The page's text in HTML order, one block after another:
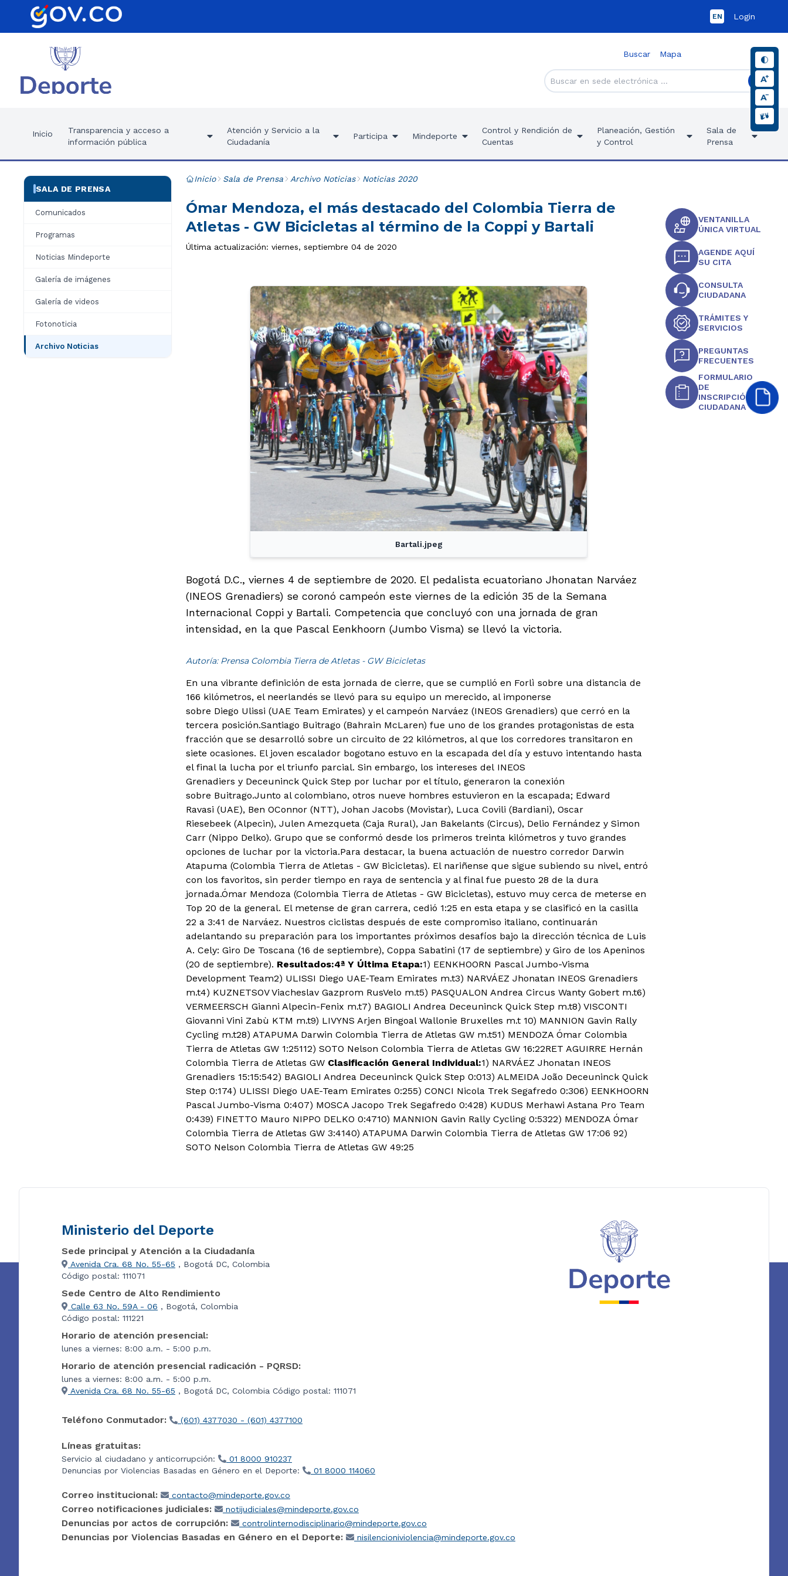
EN Login
Buscar Mapa
Inicio
Transparencia y acceso a
información pública
Atención y Servicio a la
Ciudadanía
Participa Mindeporte
Control y Rendición de
Cuentas
Planeación, Gestión
y Control
Sala de
Prensa
SALA DE PRENSA
Comunicados
Programas
Noticias Mindeporte
Galería de imágenes
Galería de videos
Fotonoticia
Archivo Noticias
Inicio Sala de Prensa Archivo Noticias Noticias 2020
Ómar Mendoza, el más destacado del Colombia Tierra de
Atletas - GW Bicicletas al término de la Coppi y Bartali
Última actualización: viernes, septiembre 04 de 2020
Bartali.jpeg
Bogotá D.C., viernes 4 de septiembre de 2020. El pedalista ecuatoriano Jhonatan Narváez
(INEOS Grenadiers) se coronó campeón este viernes de la edición 35 de la Semana
Internacional Coppi y Bartali. Competencia que concluyó con una jornada de gran
intensidad, en la que Pascal Eenkhoorn (Jumbo Visma) se llevó la victoria.
Autoría: Prensa Colombia Tierra de Atletas - GW Bicicletas
En una vibrante definición de esta jornada de cierre, que se cumplió en Forlì sobre una distancia de
166 kilómetros, el neerlandés se llevó para su equipo un merecido, al imponerse
sobre Diego Ulissi (UAE Team Emirates) y el campeón Narváez (INEOS Grenadiers) que cerró en la
tercera posición.Santiago Buitrago (Bahrain McLaren) fue uno de los grandes protagonistas de esta
fracción que se desarrolló sobre un circuito de 22 kilómetros, al que los corredores transitaron en
siete ocasiones. El joven escalador bogotano estuvo en la escapada del día y estuvo intentando hasta
el final la lucha por el triunfo parcial. Sin embargo, los intereses del INEOS
Grenadiers y Deceuninck Quick Step por luchar por el título, generaron la conexión
sobre Buitrago.Junto al colombiano, otros nueve hombres estuvieron en la escapada; Edward
Ravasi (UAE), Ben OConnor (NTT), Johan Jacobs (Movistar), Luca Covili (Bardiani), Oscar
Riesebeek (Alpecin), Julen Amezqueta (Caja Rural), Jan Bakelants (Circus), Delio Fernández y Simon
Carr (Nippo Delko). Grupo que se conformó desde los primeros treinta kilómetros y tuvo grandes
opciones de luchar por la victoria.Para destacar, la buena actuación de nuestro corredor Darwin
Atapuma (Colombia Tierra de Atletas - GW Bicicletas). El nariñense que sigue subiendo su nivel, entró
con los favoritos, sin perder tiempo en raya de sentencia y al final fue puesto 28 de la dura
jornada.Ómar Mendoza (Colombia Tierra de Atletas - GW Bicicletas), estuvo muy cerca de meterse en
Top 20 de la general. El metense de gran carrera, cedió 1:25 en esta etapa y se clasificó en la casilla
22 a 3:41 de Narváez. Nuestros ciclistas después de este compromiso italiano, continuarán
adelantando su preparación para los importantes próximos desafíos bajo la dirección técnica de Luis
A. Cely: Giro De Toscana (16 de septiembre), Coppa Sabatini (17 de septiembre) y Giro de los Apeninos
(20 de septiembre). Resultados:4ª Y Última Etapa:1) EENKHOORN Pascal Jumbo-Visma
Development Team2) ULISSI Diego UAE-Team Emirates m.t3) NARVÁEZ Jhonatan INEOS Grenadiers
m.t4) KUZNETSOV Viacheslav Gazprom RusVelo m.t5) PASQUALON Andrea Circus Wanty Gobert m.t6)
VERMEERSCH Gianni Alpecin-Fenix m.t7) BAGIOLI Andrea Deceuninck Quick Step m.t8) VISCONTI
Giovanni Vini Zabù KTM m.t9) LIVYNS Arjen Bingoal Wallonie Bruxelles m.t 10) MANNION Gavin Rally
Cycling m.t28) ATAPUMA Darwin Colombia Tierra de Atletas GW m.t51) MENDOZA Ómar Colombia
Tierra de Atletas GW 1:25112) SOTO Nelson Colombia Tierra de Atletas GW 16:22RET AGUIRRE Hernán
Colombia Tierra de Atletas GW Clasificación General Individual:1) NARVÁEZ Jhonatan INEOS
Grenadiers 15:15:542) BAGIOLI Andrea Deceuninck Quick Step 0:013) ALMEIDA João Deceuninck Quick
Step 0:174) ULISSI Diego UAE-Team Emirates 0:255) CONCI Nicola Trek Segafredo 0:306) EENKHOORN
Pascal Jumbo-Visma 0:407) MOSCA Jacopo Trek Segafredo 0:428) KUDUS Merhawi Astana Pro Team
0:439) FINETTO Mauro NIPPO DELKO 0:4710) MANNION Gavin Rally Cycling 0:5322) MENDOZA Ómar
Colombia Tierra de Atletas GW 3:4140) ATAPUMA Darwin Colombia Tierra de Atletas GW 17:06 92)
SOTO Nelson Colombia Tierra de Atletas GW 49:25
VENTANILLA
ÚNICA VIRTUAL
AGENDE AQUÍ
SU CITA
CONSULTA
CIUDADANA
TRÁMITES Y
SERVICIOS
PREGUNTAS
FRECUENTES
FORMULARIO
DE
INSCRIPCIÓN
CIUDADANA
Ministerio del Deporte
Sede principal y Atención a la Ciudadanía
Avenida Cra. 68 No. 55-65 , Bogotá DC, Colombia
Código postal: 111071
Sede Centro de Alto Rendimiento
Calle 63 No. 59A - 06 , Bogotá, Colombia
Código postal: 111221
Horario de atención presencial:
lunes a viernes: 8:00 a.m. - 5:00 p.m.
Horario de atención presencial radicación - PQRSD:
lunes a viernes: 8:00 a.m. - 5:00 p.m.
Avenida Cra. 68 No. 55-65 , Bogotá DC, Colombia Código postal: 111071
Teléfono Conmutador: (601) 4377030 - (601) 4377100
Líneas gratuitas:
Servicio al ciudadano y anticorrupción:
01 8000 910237
Denuncias por Violencias Basadas en Género en el Deporte:
01 8000 114060
Correo institucional: contacto@mindeporte.gov.co
Correo notificaciones judiciales: notijudiciales@mindeporte.gov.co
Denuncias por actos de corrupción: controlinternodisciplinario@mindeporte.gov.co
Denuncias por Violencias Basadas en Género en el Deporte: nisilencioniviolencia@mindeporte.gov.co